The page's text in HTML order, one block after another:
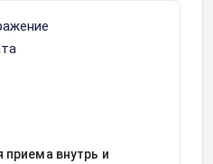
приема внутрь и